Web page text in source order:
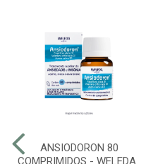
ANSIODORON 80
COMPRIMIDOS - WELEDA .